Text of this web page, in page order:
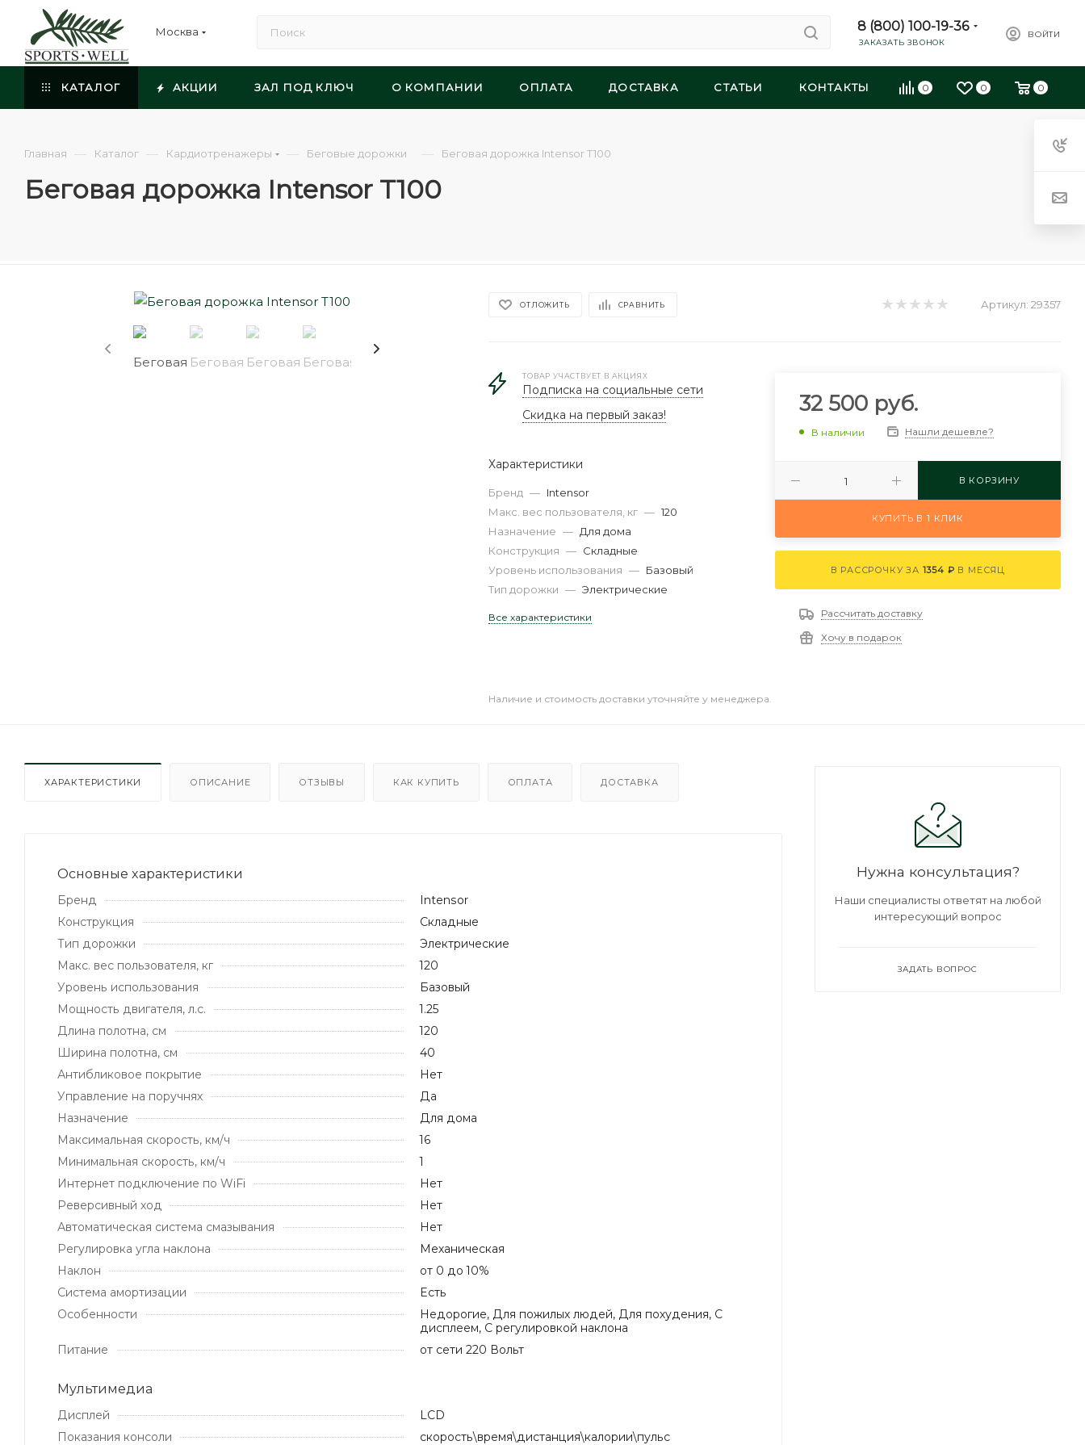
Москва 8 (800) 100-19-36
ЗАКАЗАТЬ ЗВОНОК
ВОЙТИ
0 0 0
КАТАЛОГ АКЦИИ ЗАЛ ПОД КЛЮЧ О КОМПАНИИ ОПЛАТА ДОСТАВКА СТАТЬИ КОНТАКТЫ
Главная — Каталог — Кардиотренажеры — Беговые дорожки — Беговая дорожка Intensor T100
Беговая дорожка Intensor T100
ОТЛОЖИТЬ СРАВНИТЬ Артикул: 29357
ТОВАР УЧАСТВУЕТ В АКЦИЯХ
Подписка на социальные сети
Скидка на первый заказ!
Характеристики
Бренд — Intensor
Макс. вес пользователя, кг — 120
Назначение — Для дома
Конструкция — Складные
Уровень использования — Базовый
Тип дорожки — Электрические
Все характеристики
32 500руб.
В наличии Нашли дешевле?
В КОРЗИНУ
КУПИТЬ В 1 КЛИК
В РАССРОЧКУ ЗА 1354 ₽ В МЕСЯЦ
Рассчитать доставку
Хочу в подарок
Наличие и стоимость доставки уточняйте у менеджера.
ХАРАКТЕРИСТИКИ ОПИСАНИЕ ОТЗЫВЫ КАК КУПИТЬ ОПЛАТА ДОСТАВКА
Основные xарактеристики
Бренд
Intensor
Конструкция
Складные
Тип дорожки
Электрические
Макс. вес пользователя, кг
120
Уровень использования
Базовый
Мощность двигателя, л.с.
1.25
Длина полотна, см
120
Ширина полотна, см
40
Антибликовое покрытие
Нет
Управление на поручнях
Да
Назначение
Для дома
Максимальная скорость, км/ч
16
Минимальная скорость, км/ч
1
Интернет подключение по WiFi
Нет
Реверсивный ход
Нет
Автоматическая система смазывания
Нет
Регулировка угла наклона
Механическая
Наклон
от 0 до 10%
Система амортизации
Есть
Особенности
Недорогие, Для пожилых людей, Для похудения, С
дисплеем, С регулировкой наклона
Питание
от сети 220 Вольт
Мультимедиа
Дисплей
LCD
Показания консоли
скорость\время\дистанция\калории\пульс
Нужна консультация?
Наши специалисты ответят на любой
интересующий вопрос
ЗАДАТЬ ВОПРОС